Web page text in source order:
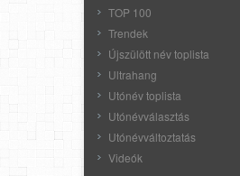
TOP 100
Trendek
Újszülött név toplista
Ultrahang
Utónév toplista
Utónévválasztás
Utónévváltoztatás
Videók